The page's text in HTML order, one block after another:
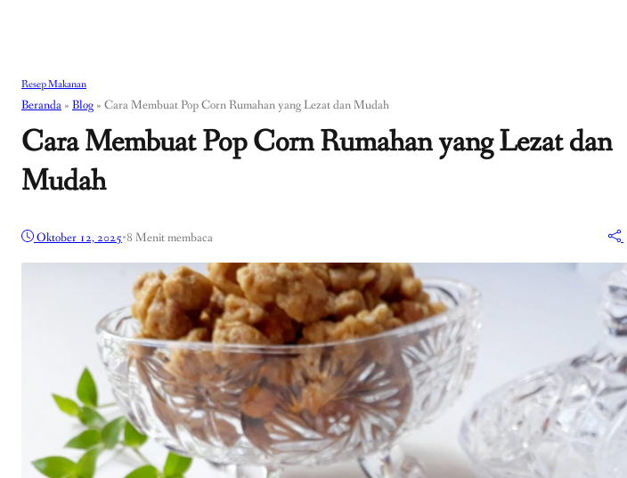
Resep Makanan
Beranda » Blog » Cara Membuat Pop Corn Rumahan yang Lezat dan Mudah
Cara Membuat Pop Corn Rumahan yang Lezat dan
Mudah
Oktober 12, 2025•8 Menit membaca